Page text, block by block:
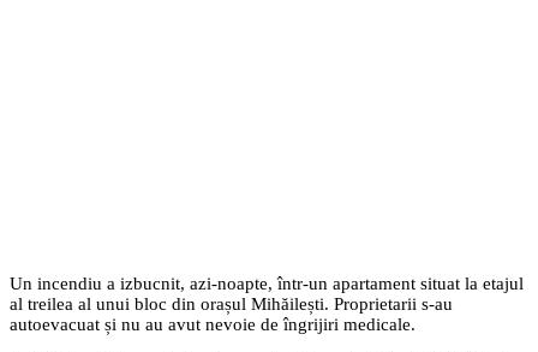
Un incendiu a izbucnit, azi-noapte, într-un apartament situat la etajul
al treilea al unui bloc din orașul Mihăilești. Proprietarii s-au
autoevacuat și nu au avut nevoie de îngrijiri medicale.